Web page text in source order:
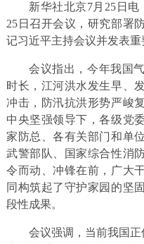
新华社北京7月25日
25日召开会议，研究部署
记习近平主持会议并发表重
会议指出，今年我国
时长，江河洪水发生早、
冲击，防汛抗洪形势严峻
中央坚强领导下，各级党
家防总、各有关部门和单
武警部队、国家综合性消
令而动、冲锋在前，广大
同构筑起了守护家园的坚
段性成果。
会议强调，当前我国